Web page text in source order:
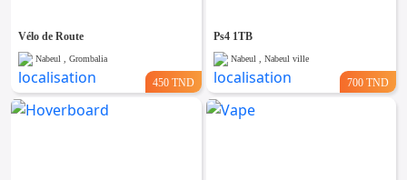
Vélo de Route
Nabeul , Grombalia
450 TND
Ps4 1TB
Nabeul , Nabeul ville
700 TND